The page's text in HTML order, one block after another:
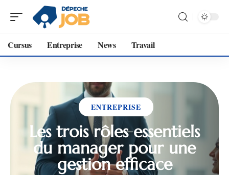
Cursus Entreprise News Travail
ENTREPRISE
Les trois rôles essentiels
du manager pour une
gestion efficace